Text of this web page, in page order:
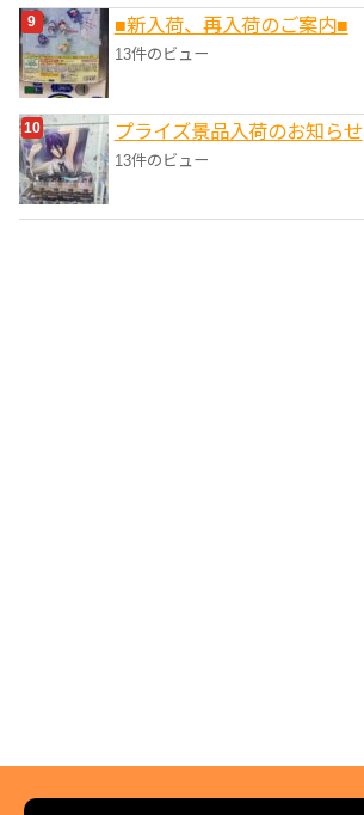
■新入荷、再入荷のご案内■
13件のビュー
プライズ景品入荷のお知らせ
13件のビュー